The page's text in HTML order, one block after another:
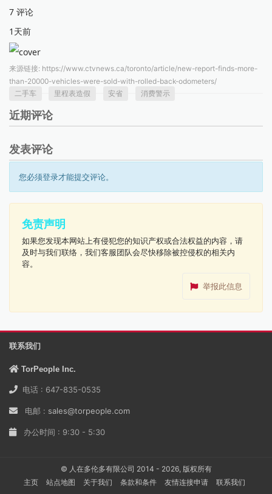
7 评论
1天前
来源链接: https://www.ctvnews.ca/toronto/article/new-report-finds-more-
than-20000-vehicles-were-sold-with-rolled-back-odometers/
二手车
里程表造假 安省 消费警示
近期评论
发表评论
您必须登录才能提交评论。
免责声明
如果您发现本网站上有侵犯您的知识产权或合法权益的内容，请
及时与我们联络，我们客服团队会尽快移除被控侵权的相关内
容。
举报此信息
联系我们
TorPeople Inc.
电话 : 647-835-0535
电邮 : sales@torpeople.com
办公时间 : 9:30 - 5:30
© 人在多伦多有限公司 2014 - 2026, 版权所有
主页
站点地图 关于我们 条款和条件 友情连接申请 联系我们